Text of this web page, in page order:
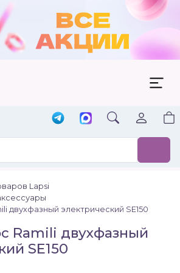
Lapsi
двухфазный электрический SE150
Ramili двухфазный
SE150